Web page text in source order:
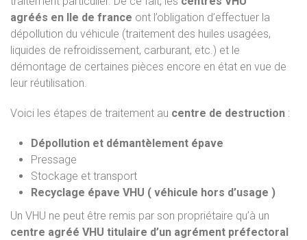
agréés en Ile de france ont l’obligation d’effectuer la
dépollution du véhicule (traitement des huiles usagées,
liquides de refroidissement, carburant, etc.) et le
démontage de certaines pièces encore en état en vue de
leur réutilisation.
Voici les étapes de traitement au centre de destruction :
Dépollution et démantèlement épave
Pressage
Stockage et transport
Recyclage épave VHU ( véhicule hors d’usage )
Un VHU ne peut être remis par son propriétaire qu’à un
centre agréé VHU titulaire d’un agrément préfectoral